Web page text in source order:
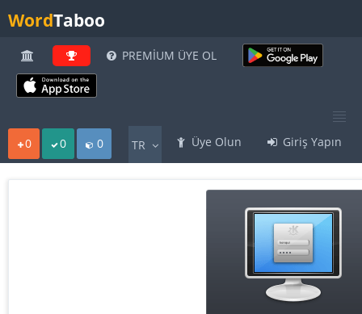
WordTaboo
PREMİUM ÜYE OL
Üye Olun Giriş Yapın
TR
0 0 0